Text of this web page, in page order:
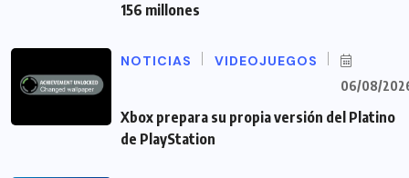
156 millones
NOTICIAS VIDEOJUEGOS
06/08/
Xbox prepara su propia versión del Platino
de PlayStation